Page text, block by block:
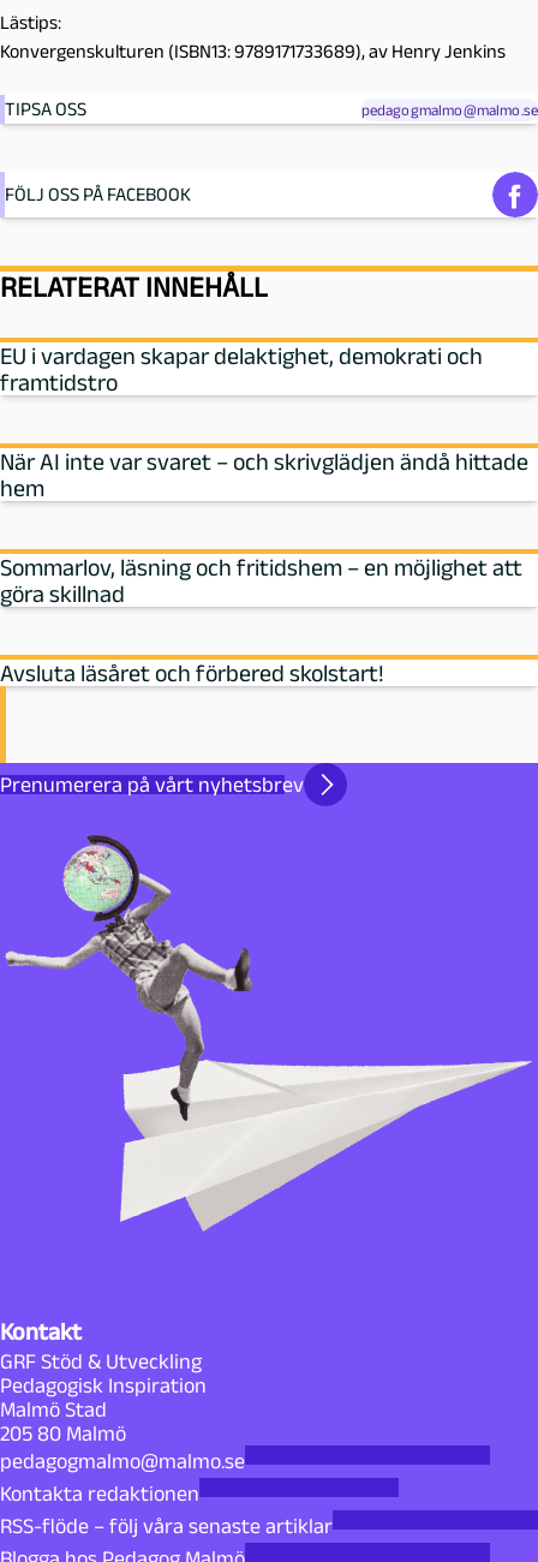
Lästips:
Konvergenskulturen (ISBN13: 9789171733689), av Henry Jenkins
TIPSA OSS pedagogmalmo@malmo.se
FÖLJ OSS PÅ FACEBOOK
RELATERAT INNEHÅLL
EU i vardagen skapar delaktighet, demokrati och
framtidstro
När AI inte var svaret – och skrivglädjen ändå hittade
hem
Sommarlov, läsning och fritidshem – en möjlighet att
göra skillnad
Avsluta läsåret och förbered skolstart!
Prenumerera på vårt nyhetsbrev
Kontakt
GRF Stöd & Utveckling
Pedagogisk Inspiration
Malmö Stad
205 80 Malmö
pedagogmalmo@malmo.se
Kontakta redaktionen
RSS-flöde – följ våra senaste artiklar